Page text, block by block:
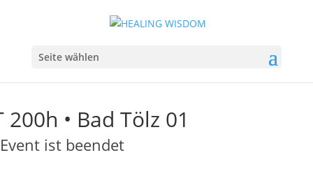
Seite wählen
200h • Bad Tölz 01
ist beendet